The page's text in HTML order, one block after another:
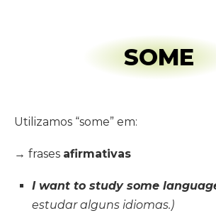
SOME
Utilizamos “some” em:
→ frases afirmativas
I want to study some
estudar alguns idiomas.)